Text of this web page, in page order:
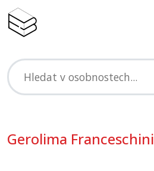
Gerolima Franceschini